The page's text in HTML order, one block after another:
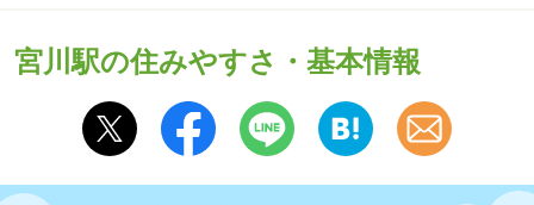
宮川駅の住みやすさ・基本情報